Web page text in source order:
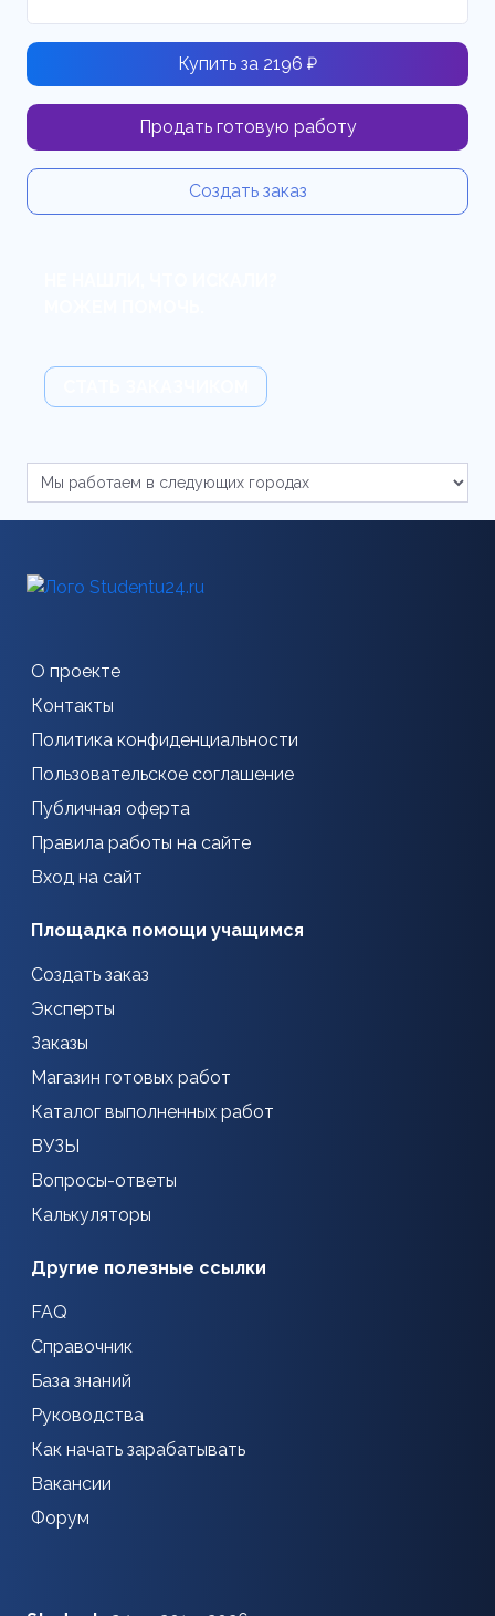
Купить за 2196 ₽
Продать готовую работу
Создать заказ
О проекте
Контакты
Политика конфиденциальности
Пользовательское соглашение
Публичная оферта
Правила работы на сайте
Вход на сайт
Площадка помощи учащимся
Создать заказ
Эксперты
Заказы
Магазин готовых работ
Каталог выполненных работ
ВУЗЫ
Вопросы-ответы
Калькуляторы
Другие полезные ссылки
FAQ
Справочник
База знаний
Руководства
Как начать зарабатывать
Вакансии
Форум